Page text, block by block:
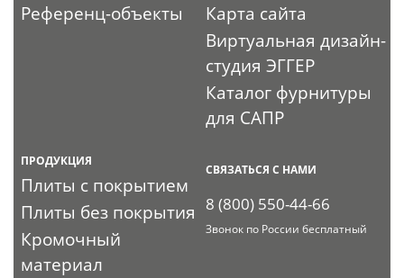
Референц-объекты
Карта сайта
Виртуальная дизайн-
студия ЭГГЕР
Каталог фурнитуры
для САПР
ПРОДУКЦИЯ
Плиты с покрытием
Плиты без покрытия
Кромочный
материал
СВЯЗАТЬСЯ С НАМИ
8 (800) 550-44-66
Звонок по России бесплатный